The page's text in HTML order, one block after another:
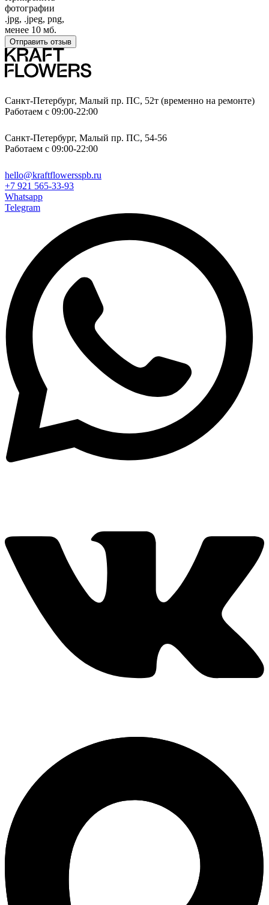
фотографии
.jpg, .jpeg, png,
менее 10 мб.
Отправить отзыв
Санкт-Петербург, Малый пр. ПС, 52т (временно на ремонте)
Работаем с 09:00-22:00
Санкт-Петербург, Малый пр. ПС, 54-56
Работаем с 09:00-22:00
hello@kraftflowersspb.ru
+7 921 565-33-93
Whatsapp
Telegram